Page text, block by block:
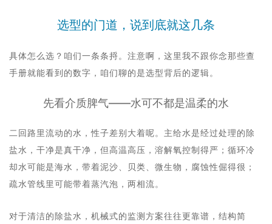
选型的门道，说到底就这几条
具体怎么选？咱们一条条捋。注意啊，这里我不跟你念那些查
手册就能看到的数字，咱们聊的是选型背后的逻辑。
先看介质脾气——水可不都是温柔的水
二回路里流动的水，性子差别大着呢。主给水是经过处理的除
盐水，干净是真干净，但高温高压，溶解氧控制得严；循环冷
却水可能是海水，带着泥沙、贝类、微生物，腐蚀性倔得很；
疏水管线里可能带着蒸汽泡，两相流。
对于清洁的除盐水，机械式的监测方案往往更靠谱，结构简